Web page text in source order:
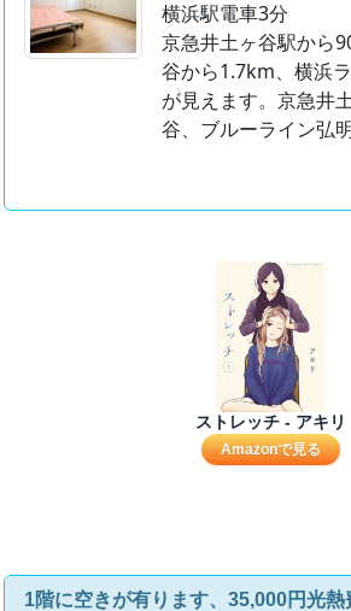
横浜駅電車3分
京急井土ヶ谷駅から
谷から1.7km、横浜
が見えます。京急井
谷、ブルーライン弘
ストレッチ - アキリ
Amazonで見る